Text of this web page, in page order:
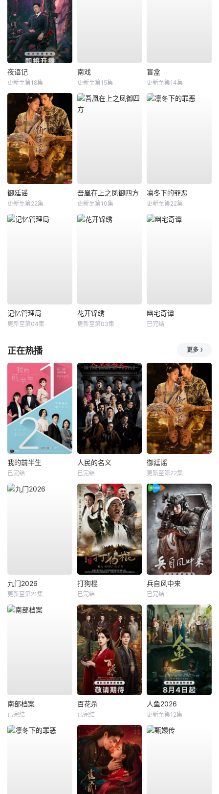
夜语记
更新至第18集
南戏
更新至第15集
盲盒
更新至第14集
御廷谣
更新至第22集
吾凰在上之凤御四方
更新至第10集
凛冬下的罪恶
更新至第22集
记忆管理局
更新至第04集
花开锦绣
更新至第03集
幽宅奇谭
已完结
正在热播 更多
我的前半生
已完结
人民的名义
已完结
御廷谣
更新至第22集
九门2026
更新至第21集
打狗棍
已完结
兵自风中来
已完结
南部档案
已完结
百花杀
已完结
人鱼2026
更新至第12集